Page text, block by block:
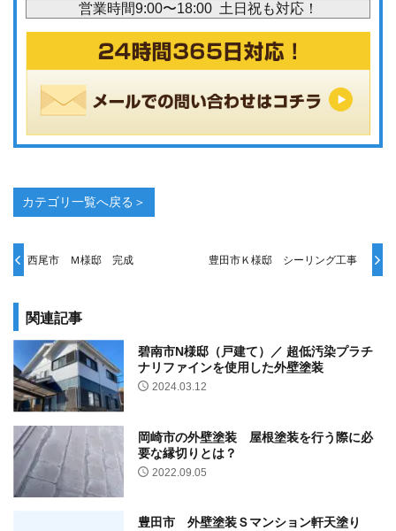
営業時間9:00〜18:00 土日祝も対応！
カテゴリ一覧へ戻る＞
西尾市 Ｍ様邸 完成 豊田市Ｋ様邸 シーリング工事
関連記事
碧南市N様邸（戸建て）／ 超低汚染プラチ
ナリファインを使用した外壁塗装
2024.03.12
岡崎市の外壁塗装 屋根塗装を行う際に必
要な縁切りとは？
2022.09.05
豊田市 外壁塗装Ｓマンション軒天塗り